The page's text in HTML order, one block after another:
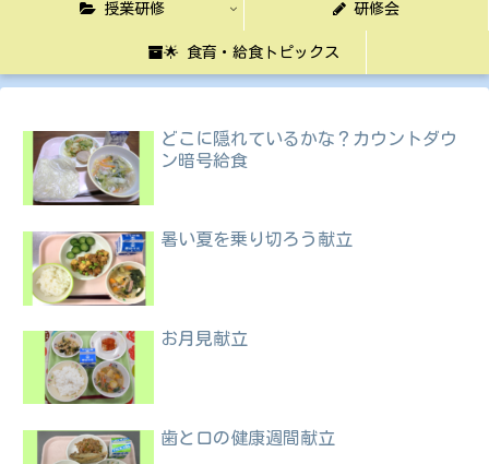
授業研修 研修会
🌟 食育・給食トピックス
どこに隠れているかな？カウントダウ
ン暗号給食
暑い夏を乗り切ろう献立
お月見献立
歯と口の健康週間献立